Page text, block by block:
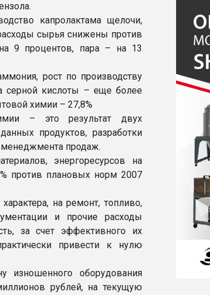
капролактама щелочи,
сырья снижены против
9 процентов, пара – на 13
рост по производству
серной кислоты – еще более
химии – 27,8%
– это результат двух
продуктов, разработки
продаж.
энергоресурсов на
против плановых норм 2007
на ремонт, топливо,
и прочие расходы
за счет эффективного их
привести к нулю
изношенного оборудования
рублей, на текущую